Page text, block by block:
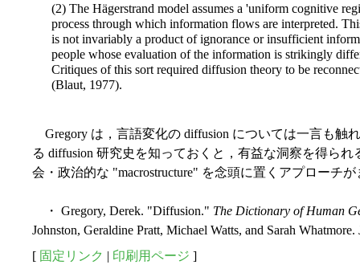
(2) The Hägerstrand model assumes a 'uniform cognitive
process through which information flows are interpreted.
is not invariably a product of ignorance or insufficient
people whose evaluation of the information is strikingly
Critiques of this sort required diffusion theory to be
(Blaut, 1977).
Gregory は，言語変化の diffusion については一言も触
る diffusion 研究史を知っておくと，有益な洞察を得ら
会・政治的な "macrostructure" を念頭に置くアプローチ
・ Gregory, Derek. "Diffusion." The Dictionary of Human
Johnston, Geraldine Pratt, Michael Watts, and Sarah
[ 固定リンク | 印刷用ページ ]